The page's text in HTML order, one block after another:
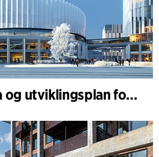
Bergen ByArena og utviklingsplan for Nygårdstangen